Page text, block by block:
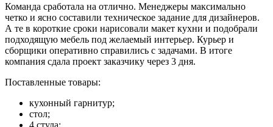
Команда сработала на отлично. Менеджеры максимально
четко и ясно составили техническое задание для дизайнеров.
А те в короткие сроки нарисовали макет кухни и подобрали
подходящую мебель под желаемый интерьер. Курьер и
сборщики оперативно справились с задачами. В итоге
компания сдала проект заказчику через 3 дня.
Поставленные товары:
кухонный гарнитур;
стол;
4 стула;